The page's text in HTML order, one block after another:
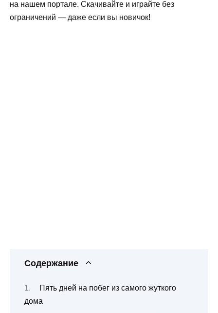
на нашем портале. Скачивайте и играйте без
ограничений — даже если вы новичок!
Содержание
Пять дней на побег из самого жуткого
дома